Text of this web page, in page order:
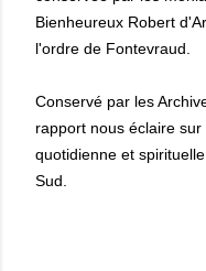
Bienheureux Robert
l'ordre de Fontevraud.
Conservé par les
rapport nous éclaire
quotidienne et
Sud.